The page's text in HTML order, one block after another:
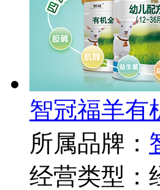
智冠福羊有
所属品牌：
经营类型：